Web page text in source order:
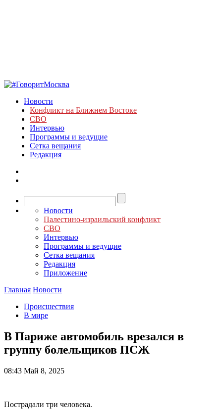
Новости
Конфликт на Ближнем Востоке
СВО
Интервью
Программы и ведущие
Сетка вещания
Редакция
Новости
Палестино-израильский конфликт
СВО
Интервью
Программы и ведущие
Сетка вещания
Редакция
Приложение
Главная Новости
Происшествия
В мире
В Париже автомобиль врезался в
группу болельщиков ПСЖ
08:43 Май 8, 2025
Пострадали три человека.